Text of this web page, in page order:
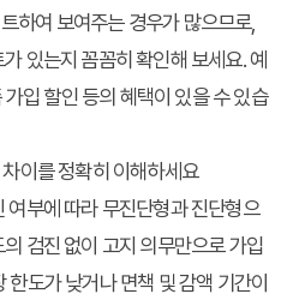
하여 보여주는 경우가 많으므로,
있는지 꼼꼼히 확인해 보세요. 예
입 할인 등의 혜택이 있을 수 있습
이를 정확히 이해하세요
여부에 따라 무진단형과 진단형으
검진 없이 고지 의무만으로 가입
도가 낮거나 면책 및 감액 기간이